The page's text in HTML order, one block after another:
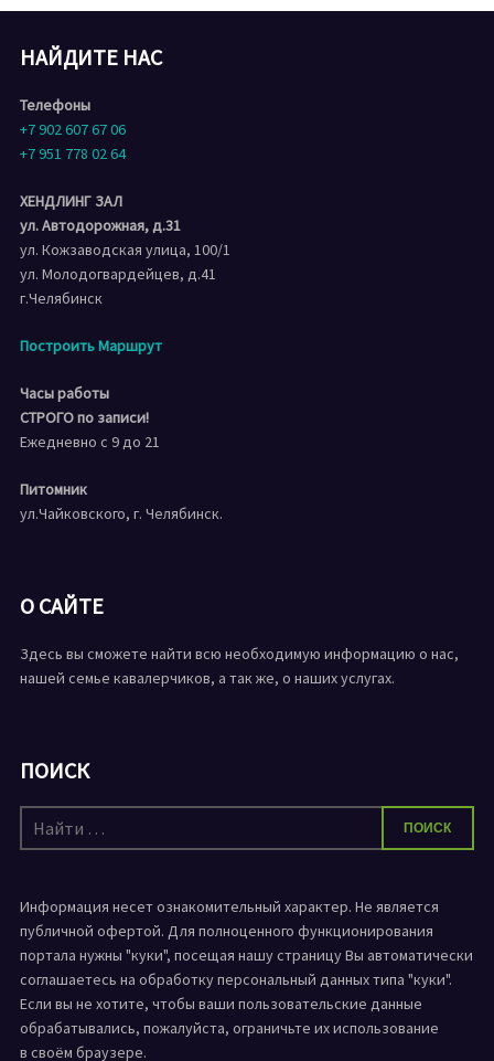
НАЙДИТЕ НАС
Телефоны
+7 902 607 67 06
+7 951 778 02 64
ХЕНДЛИНГ ЗАЛ
ул. Автодорожная, д.31
ул. Кожзаводская улица, 100/1
ул. Молодогвардейцев, д.41
г.Челябинск
Построить Маршрут
Часы работы
СТРОГО по записи!
Ежедневно с 9 до 21
Питомник
ул.Чайковского, г. Челябинск.
О САЙТЕ
Здесь вы сможете найти всю необходимую информацию о нас,
нашей семье кавалерчиков, а так же, о наших услугах.
ПОИСК
Искать:
ПОИСК
Информация несет ознакомительный характер. Не является
публичной офертой. Для полноценного функционирования
портала нужны "куки", посещая нашу страницу Вы автоматически
соглашаетесь на обработку персональный данных типа "куки".
Если вы не хотите, чтобы ваши пользовательские данные
обрабатывались, пожалуйста, ограничьте их использование
в своём браузере.